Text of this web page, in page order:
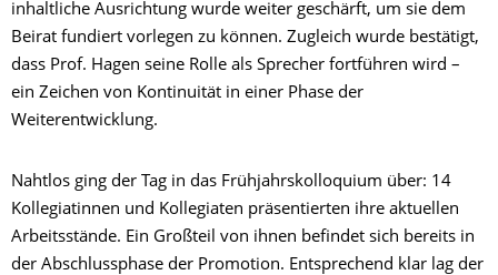
inhaltliche Ausrichtung wurde weiter geschärft, um sie dem
Beirat fundiert vorlegen zu können. Zugleich wurde bestätigt,
dass Prof. Hagen seine Rolle als Sprecher fortführen wird –
ein Zeichen von Kontinuität in einer Phase der
Weiterentwicklung.
Nahtlos ging der Tag in das Frühjahrskolloquium über: 14
Kollegiatinnen und Kollegiaten präsentierten ihre aktuellen
Arbeitsstände. Ein Großteil von ihnen befindet sich bereits in
der Abschlussphase der Promotion. Entsprechend klar lag der